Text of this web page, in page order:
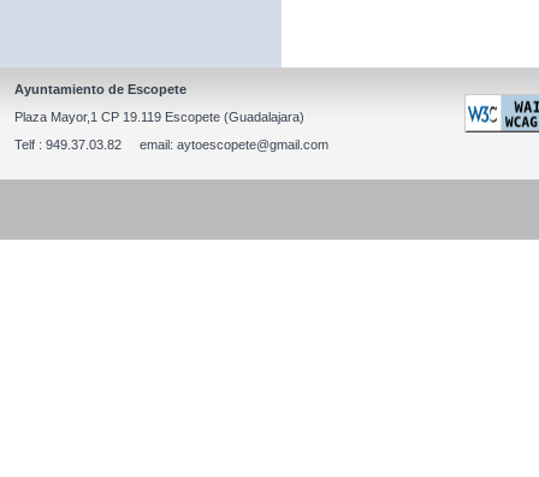
Ayuntamiento de Escopete
Plaza Mayor,1 CP 19.119 Escopete (Guadalajara)
Telf : 949.37.03.82 email: aytoescopete@gmail.com